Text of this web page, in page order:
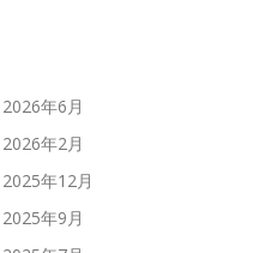
2026年6月
2026年2月
2025年12月
2025年9月